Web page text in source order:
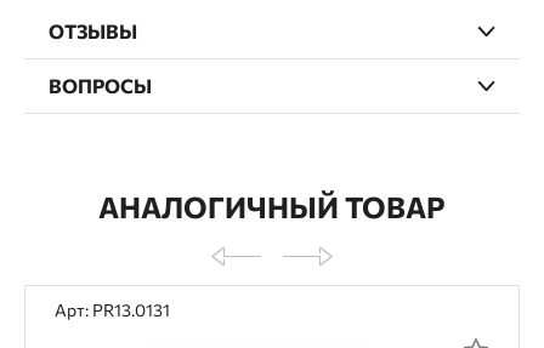
ОТЗЫВЫ
ВОПРОСЫ
АНАЛОГИЧНЫЙ ТОВАР
Арт: PR13.0131